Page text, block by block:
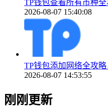
TP钱包查看所有币种
2026-08-07 15:40:08
TP钱包添加网络全攻
2026-08-07 14:53:55
刚刚更新